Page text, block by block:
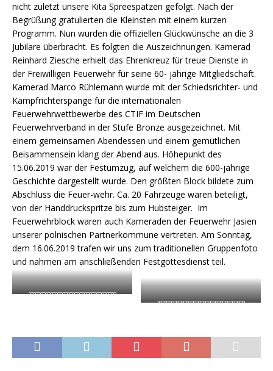
nicht zuletzt unsere Kita Spreespatzen gefolgt. Nach der
Begrüßung gratulierten die Kleinsten mit einem kurzen
Programm. Nun wurden die offiziellen Glückwünsche an die 3
Jubilare überbracht. Es folgten die Auszeichnungen. Kamerad
Reinhard Ziesche erhielt das Ehrenkreuz für treue Dienste in
der Freiwilligen Feuerwehr für seine 60- jährige Mitgliedschaft.
Kamerad Marco Rühlemann wurde mit der Schiedsrichter- und
Kampfrichterspange für die internationalen
Feuerwehrwettbewerbe des CTIF im Deutschen
Feuerwehrverband in der Stufe Bronze ausgezeichnet. Mit
einem gemeinsamen Abendessen und einem gemütlichen
Beisammensein klang der Abend aus. Höhepunkt des
15.06.2019 war der Festumzug, auf welchem die 600-jährige
Geschichte dargestellt wurde. Den größten Block bildete zum
Abschluss die Feuer-wehr. Ca. 20 Fahrzeuge waren beteiligt,
von der Handdruckspritze bis zum Hubsteiger. Im
Feuerwehrblock waren auch Kameraden der Feuerwehr Jasien
unserer polnischen Partnerkommune vertreten. Am Sonntag,
dem 16.06.2019 trafen wir uns zum traditionellen Gruppenfoto
und nahmen am anschließenden Festgottesdienst teil.
????????????????????????????????????
????????????????????????????????????